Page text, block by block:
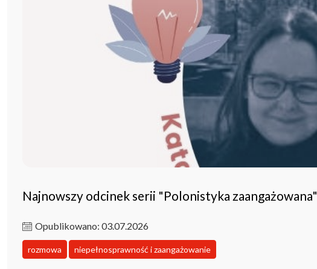
Najnowszy odcinek serii "Polonistyka zaangażowana"
Opublikowano: 03.07.2026
rozmowa niepełnosprawność i zaangażowanie